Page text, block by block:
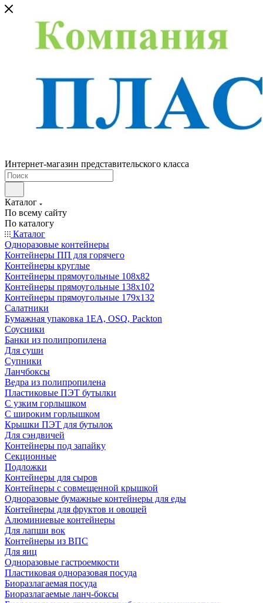
Интернет-магазин представительского класса
Каталог
По всему сайту
По каталогу
Каталог
Одноразовые контейнеры
Контейнеры ПП для горячего
Контейнеры круглые
Контейнеры прямоугольные 108х82
Контейнеры прямоугольные 138х102
Контейнеры прямоугольные 179х132
Салатники
Бумажная упаковка 1ЕА, OSQ, Packton
Соусники
Банки из полипропилена
Для суши
Супники
Ланчбоксы
Ведра из полипропилена
Пластиковые ПЭТ бутылки
С узким горлышком
С широким горлышком
Крышки ПЭТ для бутылок
Для сэндвичей
Контейнеры под запайку
Секционные
Подложки
Контейнеры для сыров
Контейнеры с совмещенной крышкой
Одноразовые бумажные контейнеры для еды
Контейнеры для фруктов и овощей
Алюминиевые контейнеры
Для лапши вок
Контейнеры из ВПС
Для яиц
Одноразовые гастроемкости
Пластиковая одноразовая посуда
Биоразлагаемая посуда
Биоразлагаемые ланч-боксы